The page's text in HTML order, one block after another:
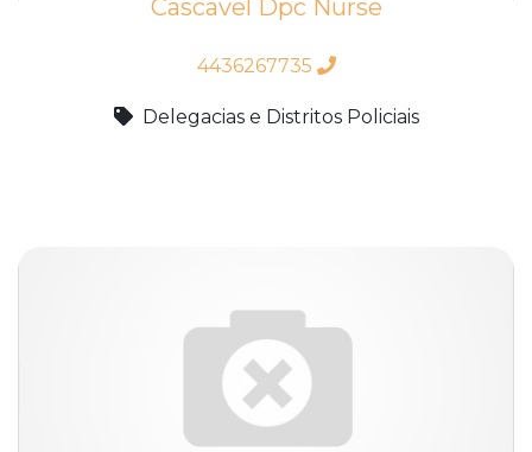
Cascavel Dpc Nurse
4436267735
Delegacias e Distritos Policiais